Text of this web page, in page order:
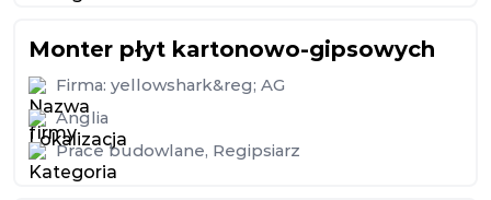
Monter płyt kartonowo-gipsowych
Firma: yellowshark&reg; AG
Anglia
Prace budowlane, Regipsiarz